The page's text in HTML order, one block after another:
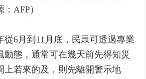
AFP）
從6月到11月底，民眾可透過專業
動態，通常可在幾天前先得知災
上若來的及，則先離開警示地